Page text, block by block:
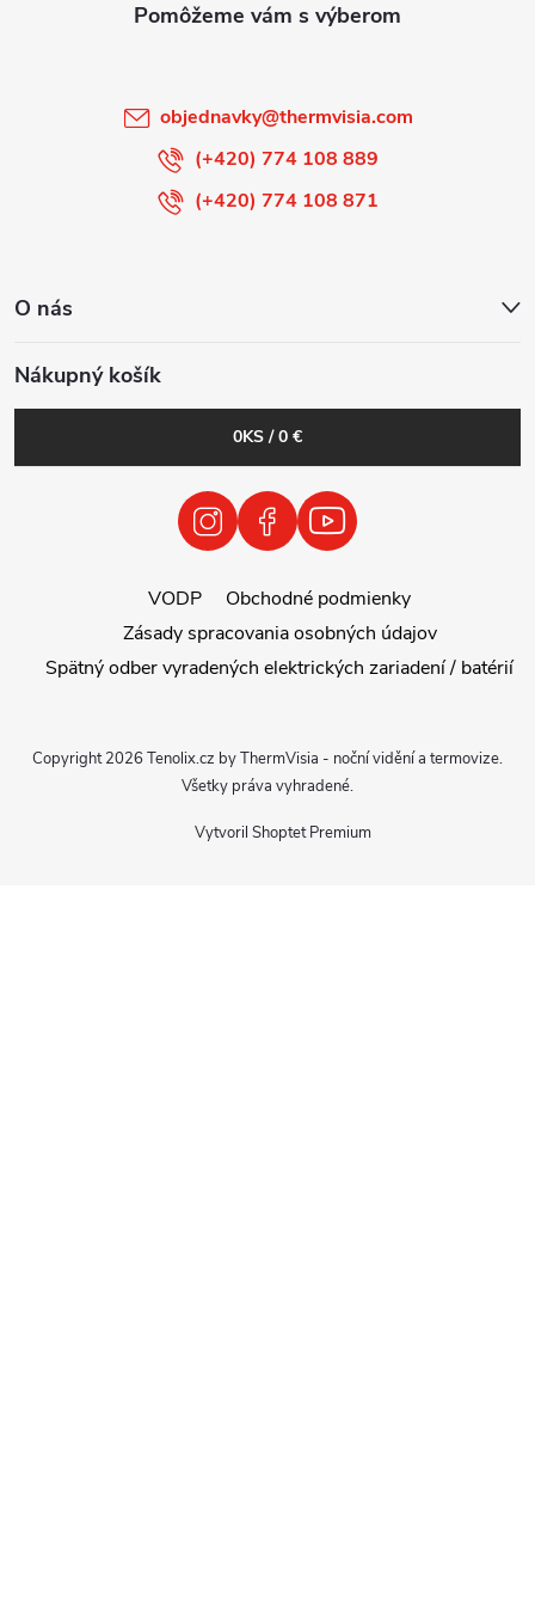
objednavky@thermvisia.com
(+420) 774 108 889
(+420) 774 108 871
O nás
Nákupný košík
0KS /0 €
VODP
Obchodné podmienky
Zásady spracovania osobných údajov
Spätný odber vyradených elektrických zariadení / batérií
Vytvoril Shoptet Premium
Copyright 2026 Tenolix.cz by ThermVisia - noční vidění a termovize.
Všetky práva vyhradené.